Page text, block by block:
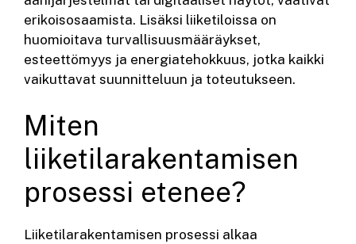
erikoisosaamista. Lisäksi liiketiloissa on
huomioitava turvallisuusmääräykset,
esteettömyys ja energiatehokkuus, jotka kaikki
vaikuttavat suunnitteluun ja toteutukseen.
Miten
liiketilarakentamisen
prosessi etenee?
Liiketilarakentamisen prosessi alkaa